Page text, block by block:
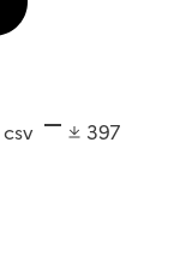
csv
397